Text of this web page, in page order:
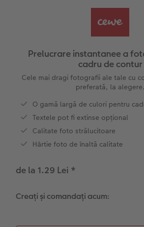
Exemplele clienților
CEWE FOTOCARTE Kids
CEWE FOTOCARTE
Nature Prints
Poster Premium
Art Prints
Fotografii standard
Cutii cu fotografii
Fotografie Aludibond
Fotografie pe Forex
Panou de întâmpinare
Baghete pentru poster
Hexxas
Rechizite școlare și de
Cutii de cadou
Textile
Art Prints
Povești CEWE
Idei de cadouri pentru
Interviuri
Călătorie
Nuntă
Prelucrare instantanee a
cadru de contur
Cele mai dragi fotografii ale tale cu
preferată, la alegere.
O gamă largă de culori pentru
Textele pot fi extinse opțional
Calitate foto strălucitoare
Hârtie foto de înaltă calitate
de la 1.29 Lei *
Creați și comandați acum: